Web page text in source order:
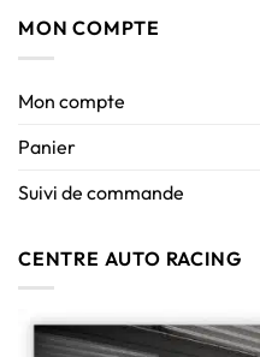
MON COMPTE
Mon compte
Panier
Suivi de commande
CENTRE AUTO RACING